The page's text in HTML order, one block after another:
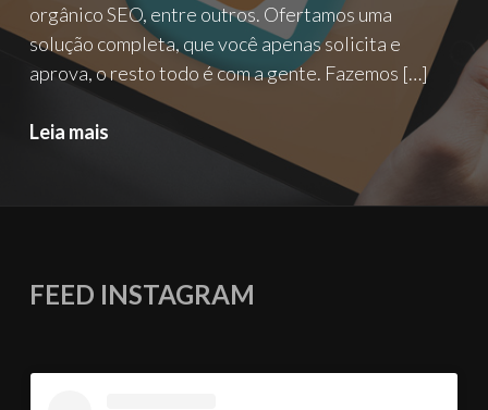
orgânico SEO, entre outros. Ofertamos uma
solução completa, que você apenas solicita e
aprova, o resto todo é com a gente. Fazemos […]
Leia mais
FEED INSTAGRAM